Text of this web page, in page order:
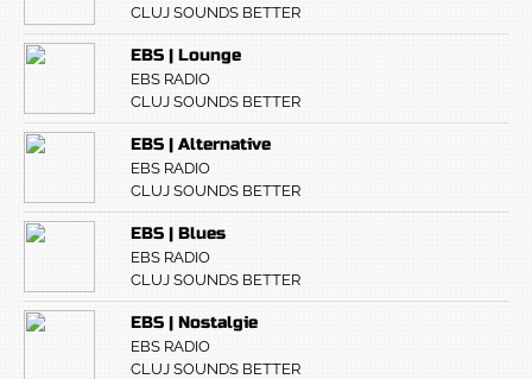
CLUJ SOUNDS BETTER
EBS | Lounge
EBS RADIO
CLUJ SOUNDS BETTER
EBS | Alternative
EBS RADIO
CLUJ SOUNDS BETTER
EBS | Blues
EBS RADIO
CLUJ SOUNDS BETTER
EBS | Nostalgie
EBS RADIO
CLUJ SOUNDS BETTER